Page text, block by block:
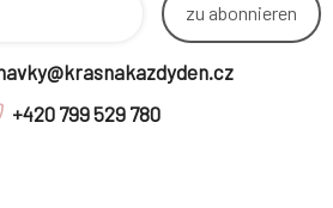
zu abonnieren
+420 799 529 780